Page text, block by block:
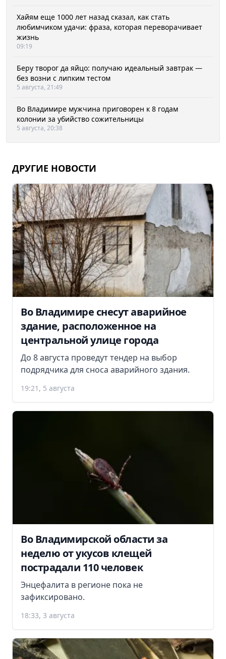
Хайям еще 1000 лет назад сказал, как стать
любимчиком удачи: фраза, которая переворачивает
жизнь
09:19
Беру творог да яйцо: получаю идеальный завтрак —
без возни с липким тестом
5 августа, 21:49
Во Владимире мужчина приговорен к 8 годам
колонии за убийство сожительницы
5 августа, 20:38
ДРУГИЕ НОВОСТИ
Во Владимире снесут аварийное
здание, расположенное на
центральной улице города
До 8 августа проведут тендер на выбор
подрядчика для сноса аварийного здания.
19:21, 5 августа
Во Владимирской области за
неделю от укусов клещей
пострадали 110 человек
Энцефалита в регионе пока не
зафиксировано.
18:33, 3 августа